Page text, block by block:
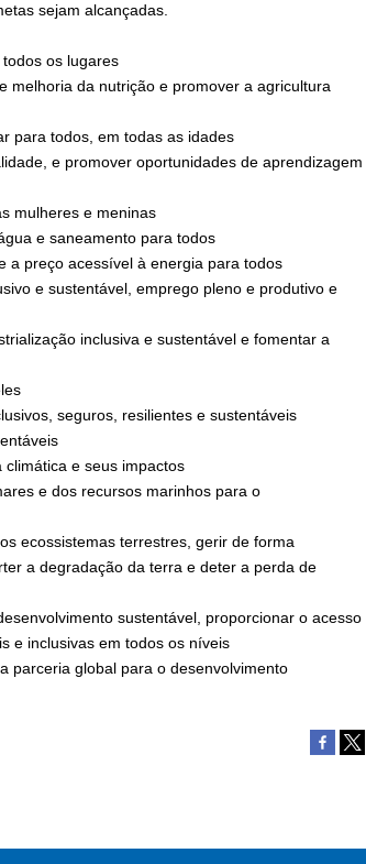
sejam alcançadas.
os lugares
melhoria da nutrição e promover a agricultura
para todos, em todas as idades
e promover oportunidades de aprendizagem
mulheres e meninas
e saneamento para todos
a preço acessível à energia para todos
e sustentável, emprego pleno e produtivo e
inclusiva e sustentável e fomentar a
seguros, resilientes e sustentáveis
e seus impactos
e dos recursos marinhos para o
ecossistemas terrestres, gerir de forma
a degradação da terra e deter a perda de
sustentável, proporcionar o acesso
e inclusivas em todos os níveis
parceria global para o desenvolvimento